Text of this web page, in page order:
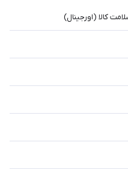
کالا (اورجینال)